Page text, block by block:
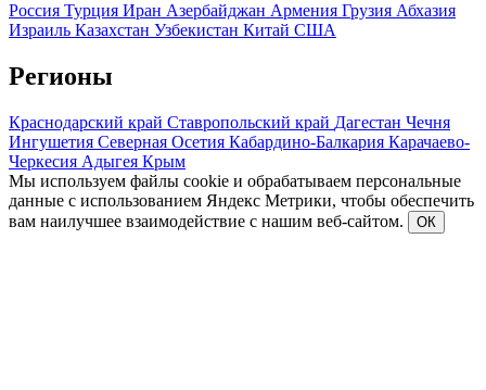
Россия Турция Иран Азербайджан Армения Грузия Абхазия
Израиль Казахстан Узбекистан Китай США
Регионы
Краснодарский край Ставропольский край Дагестан Чечня
Ингушетия Северная Осетия Кабардино-Балкария Карачаево-
Черкесия Адыгея Крым
Мы используем файлы cookie и обрабатываем персональные
данные с использованием Яндекс Метрики, чтобы обеспечить
вам наилучшее взаимодействие с нашим веб-сайтом.
ОК